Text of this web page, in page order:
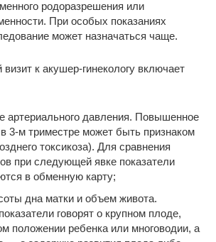
родоразрешения или
При особых показаниях
может назначаться чаще.
к акушер-гинекологу включает
артериального давления. Повышенное
3-м триместре может быть признаком
токсикоза). Для сравнения
при следующей явке показатели
в обменную карту;
дна матки и объем живота.
говорят о крупном плоде,
положении ребенка или многоводии, а